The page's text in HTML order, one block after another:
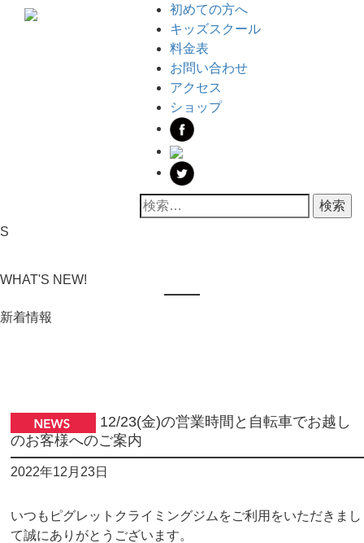
初めての方へ
キッズスクール
料金表
お問い合わせ
アクセス
ショップ
検
索:
S
WHAT'S NEW!
新着情報
12/23(金)の営業時間と自転車でお越し
のお客様へのご案内
2022年12月23日
いつもピグレットクライミングジムをご利用をいただきまし
て誠にありがとうございます。